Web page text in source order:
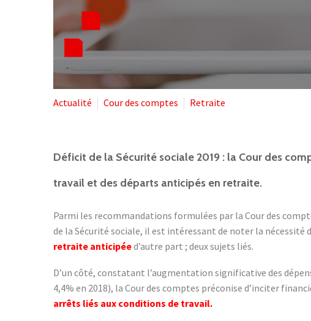
Actualité Cour des comptes Retraite
Déficit de la Sécurité sociale 2019 : la Cour des
travail et des départs anticipés en retraite.
Parmi les recommandations formulées par la Cour des
de la Sécurité sociale, il est intéressant de noter la nécessité
retraite anticipéed’autre part ; deux sujets liés.
D’un côté, constatant l’augmentation significative des
4,4% en 2018), la Cour des comptes préconise d’inciter
arrêts liés aux conditions de travail.